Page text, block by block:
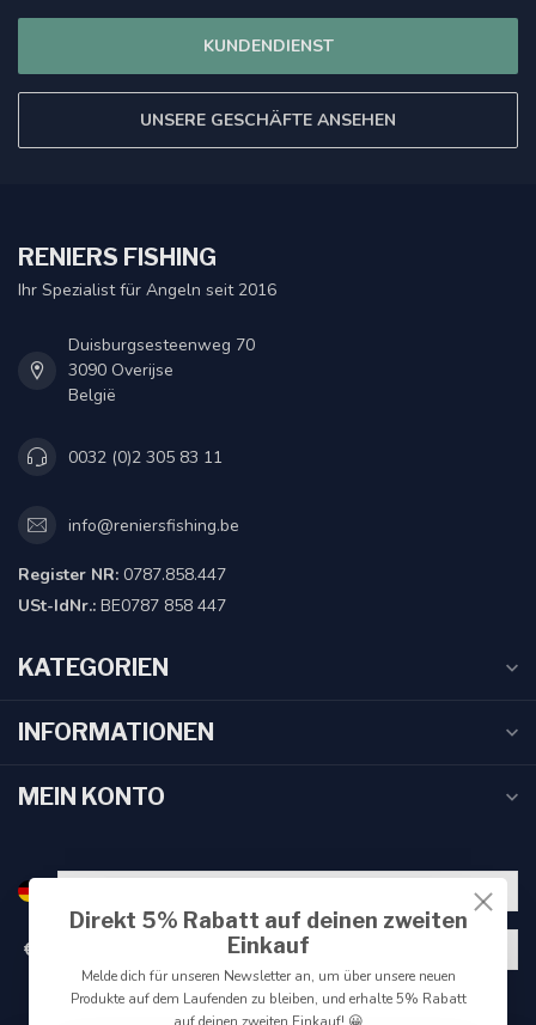
KUNDENDIENST
UNSERE GESCHÄFTE ANSEHEN
RENIERS FISHING
Ihr Spezialist für Angeln seit 2016
Duisburgsesteenweg 70
3090 Overijse
België
0032 (0)2 305 83 11
info@reniersfishing.be
Register NR: 0787.858.447
USt-IdNr.: BE0787 858 447
KATEGORIEN
INFORMATIONEN
MEIN KONTO
€
Direkt 5% Rabatt auf deinen zweiten
Einkauf
Melde dich für unseren Newsletter an, um über unsere neuen
Produkte auf dem Laufenden zu bleiben, und erhalte 5% Rabatt